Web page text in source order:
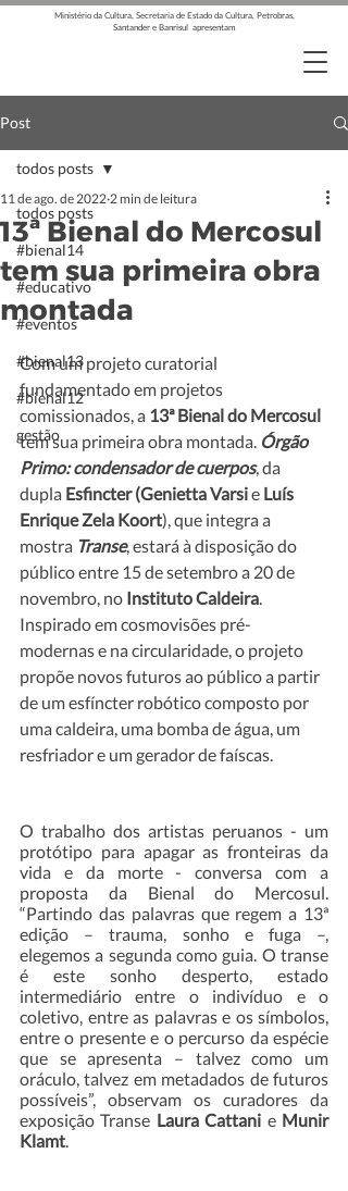
Ministério da Cultura, Secretaria de Estado da Cultura, Petrobras,
Santander e Banrisul apresentam
Post
todos posts
#bienal14
#educativo
#eventos
#bienal13
#bienal12
gestão
todos posts
13ª Bienal do Mercosul
tem sua primeira obra
montada
11 de ago. de 2022 2 min de leitura
Com um projeto curatorial
fundamentado em projetos
comissionados, a 13ª Bienal do Mercosul
tem sua primeira obra montada. Órgão
Primo: condensador de cuerpos, da
dupla Esfincter (Genietta Varsi e Luís
Enrique Zela Koort), que integra a
mostra Transe, estará à disposição do
público entre 15 de setembro a 20 de
novembro, no Instituto Caldeira.
Inspirado em cosmovisões pré-
modernas e na circularidade, o projeto
propõe novos futuros ao público a partir
de um esfíncter robótico composto por
uma caldeira, uma bomba de água, um
resfriador e um gerador de faíscas.
O trabalho dos artistas peruanos - um
protótipo para apagar as fronteiras da
vida e da morte - conversa com a
proposta da Bienal do Mercosul.
“Partindo das palavras que regem a 13ª
edição – trauma, sonho e fuga –,
elegemos a segunda como guia. O transe
é este sonho desperto, estado
intermediário entre o indivíduo e o
coletivo, entre as palavras e os símbolos,
entre o presente e o percurso da espécie
que se apresenta – talvez como um
oráculo, talvez em metadados de futuros
possíveis”, observam os curadores da
exposição Transe Laura Cattani e Munir
Klamt.